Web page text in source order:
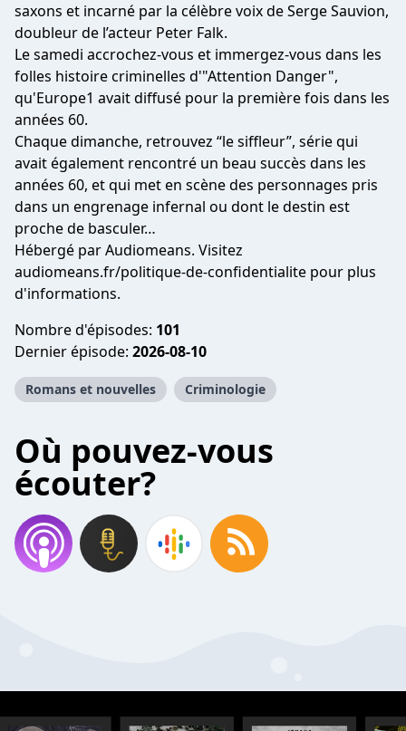
saxons et incarné par la célèbre voix de Serge Sauvion,
doubleur de l’acteur Peter Falk.
Le samedi accrochez-vous et immergez-vous dans les
folles histoire criminelles d'"Attention Danger",
qu'Europe1 avait diffusé pour la première fois dans les
années 60.
Chaque dimanche, retrouvez “le siffleur”, série qui
avait également rencontré un beau succès dans les
années 60, et qui met en scène des personnages pris
dans un engrenage infernal ou dont le destin est
proche de basculer…
Hébergé par Audiomeans. Visitez
audiomeans.fr/politique-de-confidentialite pour plus
d'informations.
Nombre d'épisodes: 101
Dernier épisode: 2026-08-10
Romans et nouvelles Criminologie
Où pouvez-vous
écouter?